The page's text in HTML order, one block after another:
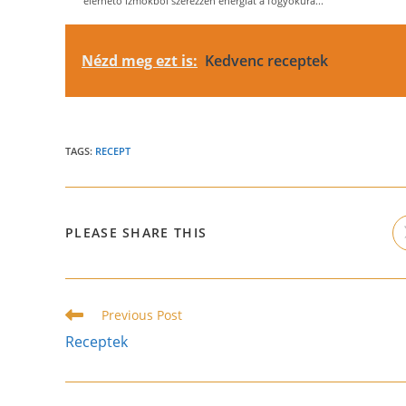
Nézd meg ezt is: Kedvenc receptek
TAGS: RECEPT
PLEASE SHARE THIS
Read
articles
Previous Post
Receptek